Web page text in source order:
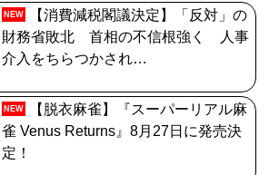
は保険に使えたのかね実際
を快楽責めしたいｗｗｗｗｗ
NEW
【消費減税閣議決定】「反対」の
財務省敗北 首相の不信根強く 人事
介入をちらつかされ…
NEW
【脱衣麻雀】『スーパーリアル麻
雀 Venus Returns』8月27日に発売決
定！